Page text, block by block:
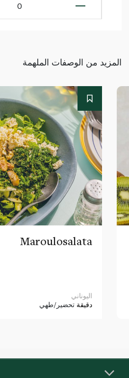
0
المزيد من الوصفات الملهمة
Maroulosalata
اليوناني
دقيقة تحضير/طهي